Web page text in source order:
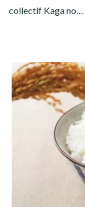
collectif Kaga no…